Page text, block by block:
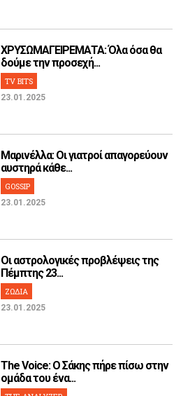
ΧΡΥΣΩΜΑΓΕΙΡΕΜΑΤΑ: Όλα όσα θα
δούμε την προσεχή...
TV BITS
23.01.2025
Μαρινέλλα: Οι γιατροί απαγορεύουν
αυστηρά κάθε...
GOSSIP
23.01.2025
Οι αστρολογικές προβλέψεις της
Πέμπτης 23...
ΖΩΔΙΑ
23.01.2025
The Voice: Ο Σάκης πήρε πίσω στην
ομάδα του ένα...